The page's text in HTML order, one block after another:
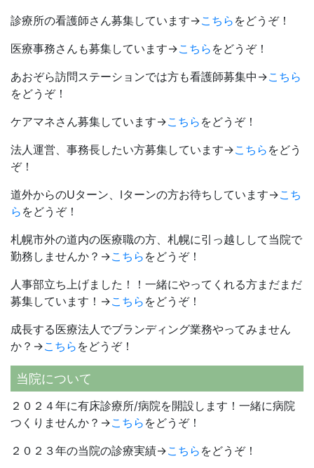
診療所の看護師さん募集しています→こちら をどうぞ！
医療事務さんも募集しています→こちら をどうぞ！
あおぞら訪問ステーションでは方も看護師募集中→こちら
をどうぞ！
ケアマネさん募集しています→こちら をどうぞ！
法人運営、事務長したい方募集しています→こちら をどう
ぞ！
道外からのUターン、Iターンの方お待ちしています→こち
ら をどうぞ！
札幌市外の道内の医療職の方、札幌に引っ越しして当院で
勤務しませんか？→こちら をどうぞ！
人事部立ち上げました！！一緒にやってくれる方まだまだ
募集しています！→こちら をどうぞ！
成長する医療法人でブランディング業務やってみません
か？→こちら をどうぞ！
当院について
２０２４年に有床診療所/病院を開設します！一緒に病院
つくりませんか？→こちら をどうぞ！
２０２３年の当院の診療実績→こちら をどうぞ！